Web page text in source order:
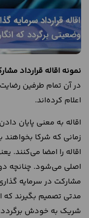
نمونه اقاله قرارداد
در آن تمام طرفین رضایت
اعلام کرده‌اند.
اقاله به معنی پایان
زمانی‌ که شرکا بخواهند
اقاله را امضا می‌کنند.
اصلی می‌شود. چنانچه
مشارکت در سرمایه‌
مدتی تصمیم بگیرند که
شریک به خودش برگردد.